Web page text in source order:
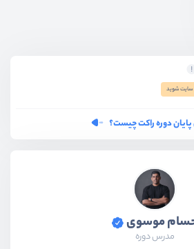
سایت شوید
دوره راکت چیست؟
موسوی
مدرس دوره